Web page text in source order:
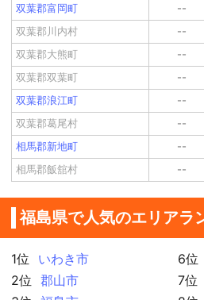
双葉郡富岡町
--
双葉郡川内村
--
双葉郡大熊町
--
双葉郡双葉町
--
双葉郡浪江町
--
双葉郡葛尾村
--
相馬郡新地町
--
相馬郡飯舘村
--
福島県で人気のエリアラ
1位
いわき市
2位
郡山市
6位
7位